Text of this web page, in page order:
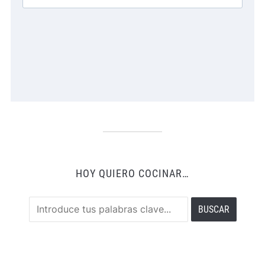
HOY QUIERO COCINAR…